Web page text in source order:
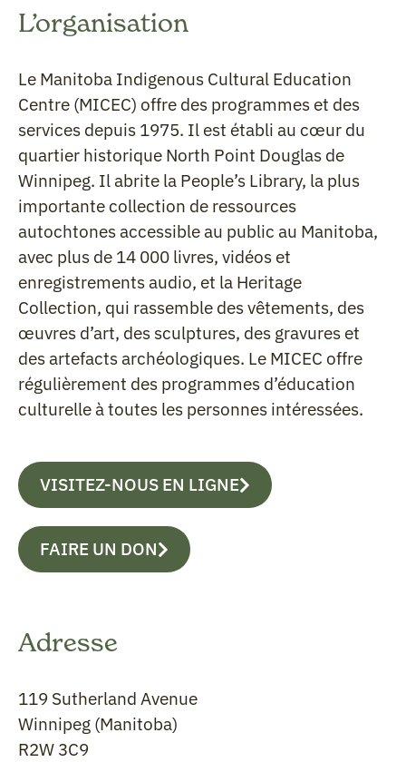
L’organisation
Le Manitoba Indigenous Cultural Education
Centre (MICEC) offre des programmes et des
services depuis 1975. Il est établi au cœur du
quartier historique North Point Douglas de
Winnipeg. Il abrite la People’s Library, la plus
importante collection de ressources
autochtones accessible au public au Manitoba,
avec plus de 14 000 livres, vidéos et
enregistrements audio, et la Heritage
Collection, qui rassemble des vêtements, des
œuvres d’art, des sculptures, des gravures et
des artefacts archéologiques. Le MICEC offre
régulièrement des programmes d’éducation
culturelle à toutes les personnes intéressées.
VISITEZ-NOUS EN LIGNE
FAIRE UN DON
Adresse
119 Sutherland Avenue
Winnipeg (Manitoba)
R2W 3C9